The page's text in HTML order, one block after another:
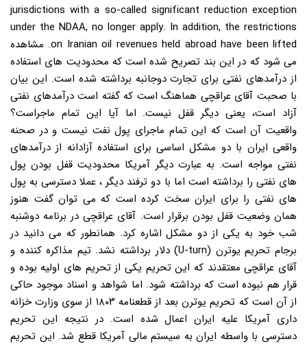
jurisdictions with a so-called significant reduction exception
under the NDAA, no longer apply. In addition, the restrictions
on Iranian oil revenues held abroad have been lifted. مشاهده
می شود که در این بند تصریح شده است که محدودیت های استفاده
از درآمدهای نفتی برای تجارت دوجانبه برداشته شده است. این بیان
با صحبت آقای عراقچی هماهنگ است که گفته است درآمدهای نفتی
آزاد است، یعنی دیگر قفل نیست. اما آیا این تمام ماجراست؟
واقعیت آن است که این تمام ماجرای پول نفت نیست و در صحنه
واقعی ایران با دو مشکل اساسی برای استفاده آزادانه از درآمدهای
نفتی مواجه است. به عبارت دیگر آمریکا محدودیت قفل بودن پول
های نفتی را برداشته است اما با دو ترفند دیگر ، عملا دسترسی به پول
های نفتی را برای ایران سخت کرده است که می توان گفت هنوز
همان وضعیت قفل بودن برقرار است. آقای عراقچی در برنامه دوشنبه
شب خود به یکی از دو مشکل اشاره کرد. همانطور که می دانید در
برجام تحریم یوترن (U-turn) دلار برداشته نشد. تیم مذاکره کننده و
آقای عراقچی معتقدند که این تحریم یکی از تحریم های اولیه بوده و
قرار هم نبوده است که برداشته شود. اما شواهد و اسناد موجود حاکی
از آن است که تحریم یوترن بعد از قطعنامه ۱۸۰۳ از سوی وزارت خزانه
داری آمریکا علیه ایران اعمال شده است. در نتیجه این تحریم
دسترسی با واسطه ایران به سیستم مالی آمریکا قطع شد. این تحریم